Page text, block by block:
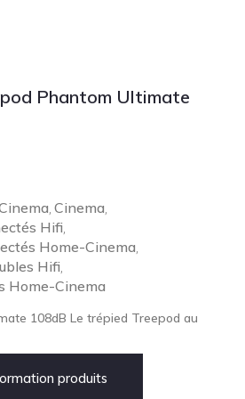
Phantom Ultimate
Cinema
Hifi
Home-Cinema
Hifi
Home-Cinema
108dB Le trépied Treepod au
produits